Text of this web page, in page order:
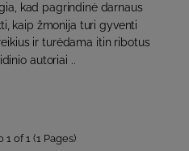
kad pagrindinė darnaus
kaip žmonija turi gyventi
ir turėdama itin ribotus
autoriai ..
of 1 (1 Pages)